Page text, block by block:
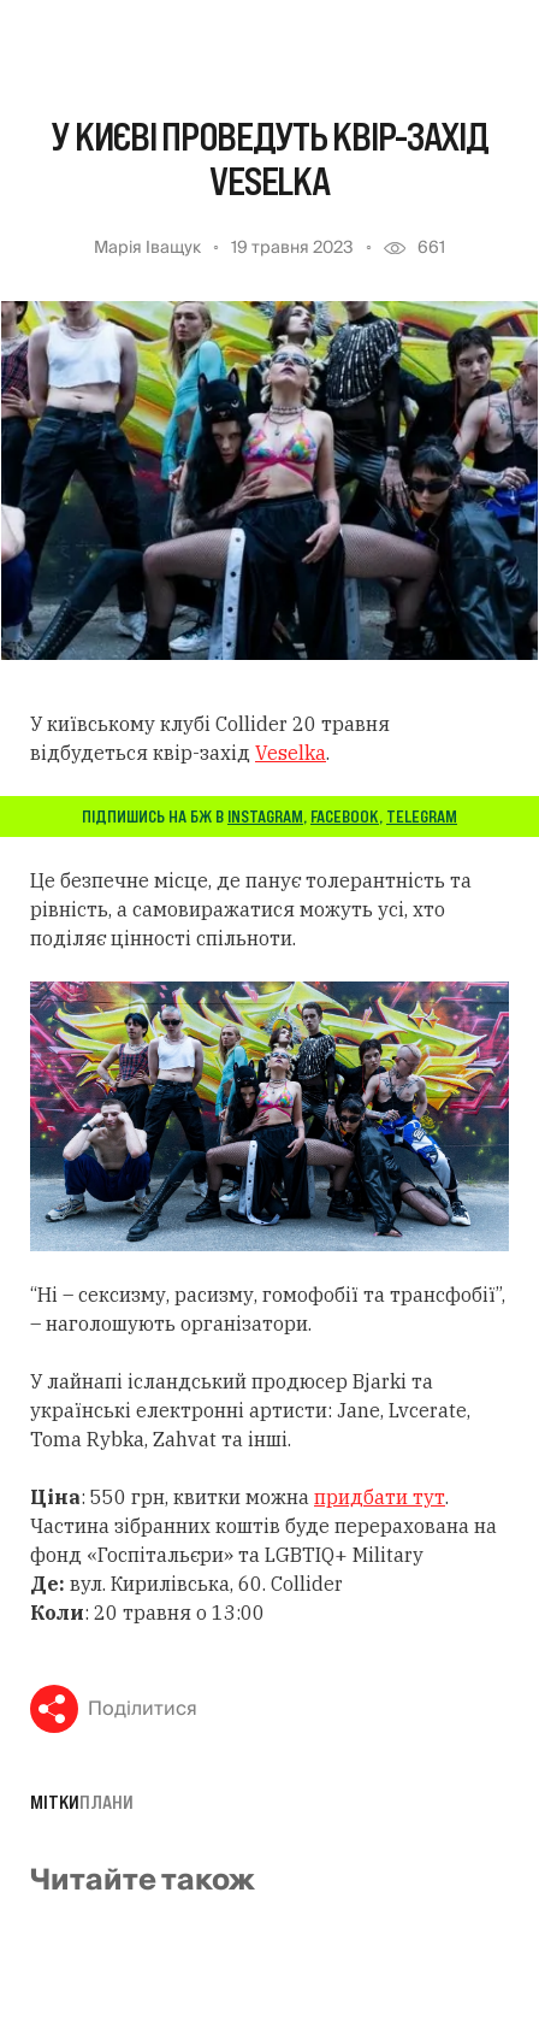
У КИЄВІ ПРОВЕДУТЬ КВІР-ЗАХІД
VESELKA
Марія Іващук 19 травня 2023 661
У київському клубі Collider 20 травня
відбудеться квір-захід Veselka.
ПІДПИШИСЬ НА БЖ В INSTAGRAM, FACEBOOK, TELEGRAM
Це безпечне місце, де панує толерантність та
рівність, а самовиражатися можуть усі, хто
поділяє цінності спільноти.
“Ні – сексизму, расизму, гомофобії та трансфобії”,
– наголошують організатори.
У лайнапі ісландський продюсер Bjarki та
українські електронні артисти: Jane, Lvcerate,
Toma Rybka, Zahvat та інші.
Ціна: 550 грн, квитки можна придбати тут.
Частина зібранних коштів буде перерахована на
фонд «Госпітальєри» та LGBTIQ+ Military
Де: вул. Кирилівська, 60. Collider
Коли: 20 травня о 13:00
Поділитися
МІТКИПЛАНИ
Читайте також